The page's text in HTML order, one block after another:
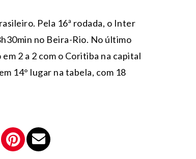
Pela 16ª rodada, o Inter
no Beira-Rio. No último
2 a 2 com o Coritiba na capital
14° lugar na tabela, com 18